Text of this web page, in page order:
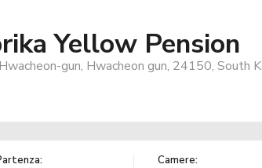
Yellow Pension
gun, Hwacheon gun, 24150, South
Camere: